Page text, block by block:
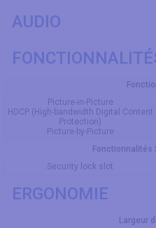
AUDIO
Picture-in-Picture
HDCP (High-bandwidth Digital Content
Protection)
Picture-by-Picture
Fonctionnalités
Security lock slot
ERGONOMIE
Largeur